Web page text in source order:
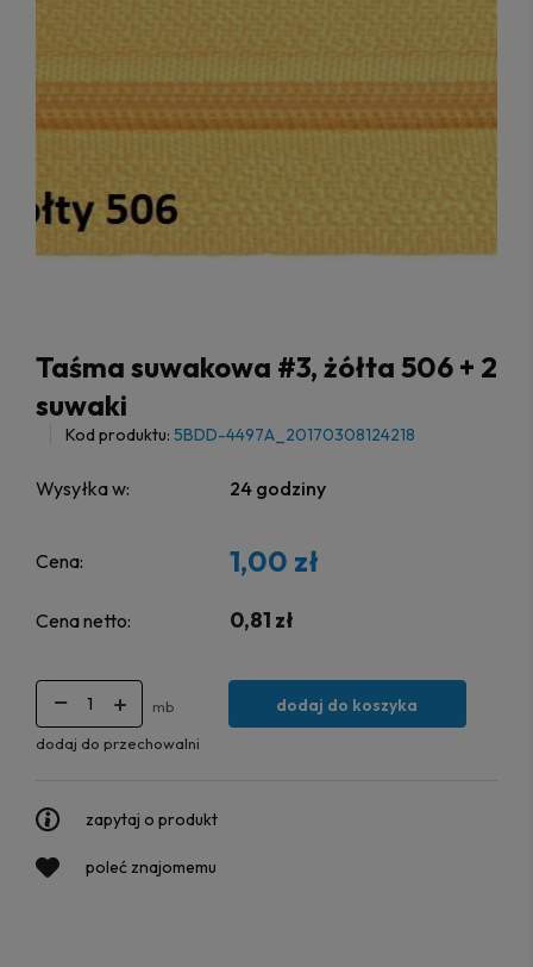
Taśma suwakowa #3, żółta 506 + 2
suwaki
Kod produktu: 5BDD-4497A_20170308124218
Wysyłka w: 24 godziny
Cena: 1,00 zł
Cena netto: 0,81 zł
mb dodaj do koszyka
dodaj do przechowalni
zapytaj o produkt
poleć znajomemu